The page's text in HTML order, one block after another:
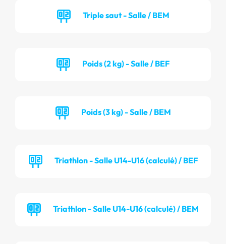
Triple saut - Salle / BEM
Poids (2 kg) - Salle / BEF
Poids (3 kg) - Salle / BEM
Triathlon - Salle U14-U16 (calculé) / BEF
Triathlon - Salle U14-U16 (calculé) / BEM